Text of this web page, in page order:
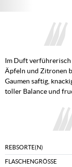
Im Duft
Äpfeln und Zitronen
Gaumen saftig,
toller Balance und
REBSORTE(N)
FLASCHENGRÖSSE